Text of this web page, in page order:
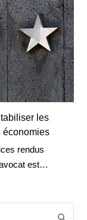
les
économies
rendus
est…